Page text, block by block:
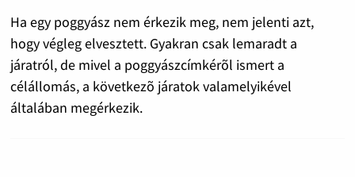
Ha egy poggyász nem érkezik meg, nem jelenti azt,
hogy végleg elvesztett. Gyakran csak lemaradt a
járatról, de mivel a poggyászcímkérõl ismert a
célállomás, a következõ járatok valamelyikével
általában megérkezik.